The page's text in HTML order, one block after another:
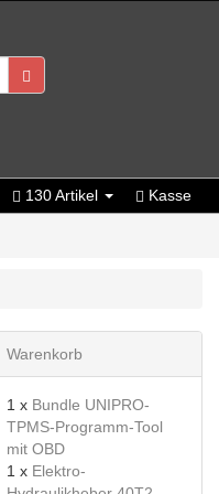
130 Artikel Kasse
Warenkorb
1 x Bundle UNIPRO-
TPMS-Programm-Tool
mit OBD
1 x Elektro-